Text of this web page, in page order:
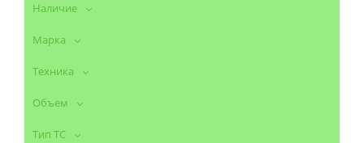
Наличие
Марка
Техника
Объем
Тип ТС